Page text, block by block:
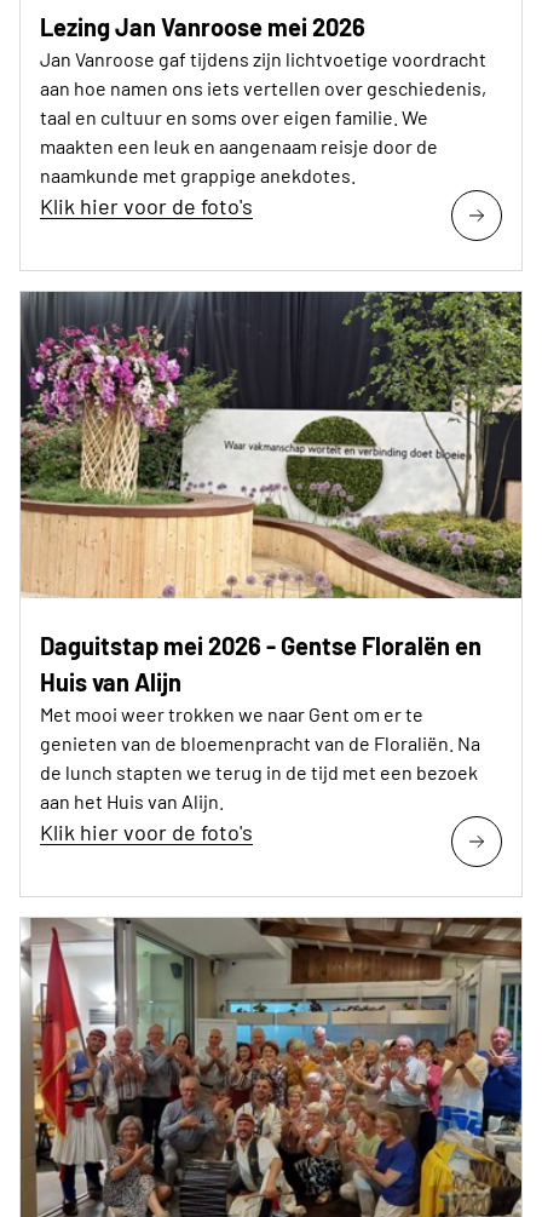
Lezing Jan Vanroose mei 2026
Jan Vanroose gaf tijdens zijn lichtvoetige voordracht
aan hoe namen ons iets vertellen over geschiedenis,
taal en cultuur en soms over eigen familie. We
maakten een leuk en aangenaam reisje door de
naamkunde met grappige anekdotes.
Klik hier voor de foto's
Daguitstap mei 2026 - Gentse Floralën en
Huis van Alijn
Met mooi weer trokken we naar Gent om er te
genieten van de bloemenpracht van de Floraliën. Na
de lunch stapten we terug in de tijd met een bezoek
aan het Huis van Alijn.
Klik hier voor de foto's